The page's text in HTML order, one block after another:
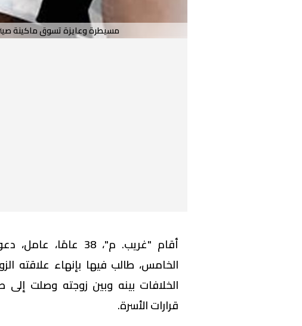
مسيطرة وعايزة تسوق ماكينة
أقام "غريب. م"، 38
الخلافات بينه وبين زوجته وصلت
قرارات الأسرة.